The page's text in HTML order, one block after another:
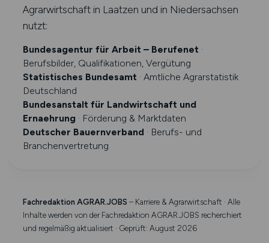
Agrarwirtschaft in Laatzen und in Niedersachsen
nutzt:
Bundesagentur für Arbeit – Berufenet ·
Berufsbilder, Qualifikationen, Vergütung
Statistisches Bundesamt · Amtliche Agrarstatistik
Deutschland
Bundesanstalt für Landwirtschaft und
Ernaehrung · Förderung & Marktdaten
Deutscher Bauernverband · Berufs- und
Branchenvertretung
Fachredaktion AGRAR.JOBS – Karriere & Agrarwirtschaft · Alle
Inhalte werden von der Fachredaktion AGRAR.JOBS recherchiert
und regelmäßig aktualisiert · Geprüft: August 2026